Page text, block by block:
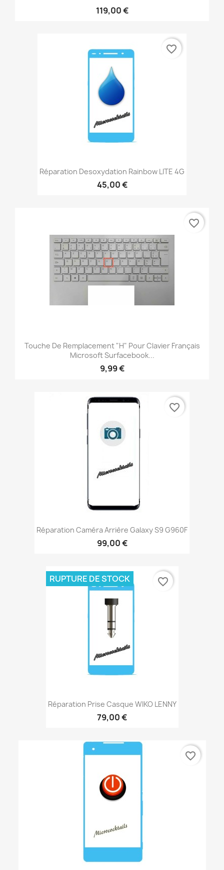
119,00 €
Réparation Desoxydation Rainbow LITE 4G
45,00 €
favorite_border
Touche De Remplacement "H" Pour Clavier Français
Microsoft Surfacebook...
9,99 €
favorite_border
Réparation Caméra Arrière Galaxy S9 G960F
99,00 €
favorite_border
Réparation Prise Casque WIKO LENNY
79,00 €
RUPTURE DE STOCK favorite_border
favorite_border